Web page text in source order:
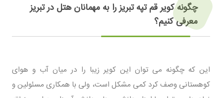
چگونه کویر قم تپه تبریز را به مهمانان هتل در تبریز
معرفی کنیم؟
این که چگونه می توان این کویر زیبا را در میان آب و هوای
کوهستانی وصف کرد کمی مشکل است، ولی با همکاری مسئولین و